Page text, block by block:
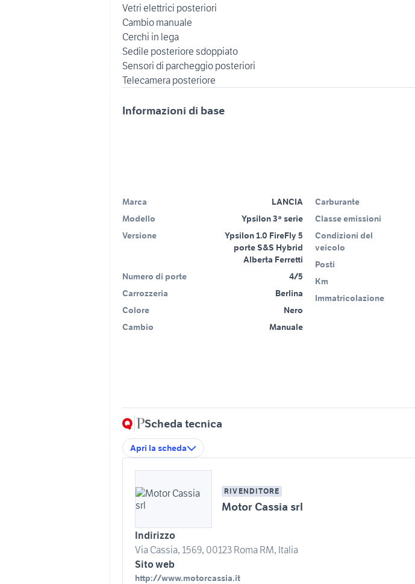
Vetri elettrici posteriori
Cambio manuale
Cerchi in lega
Sedile posteriore sdoppiato
Sensori di parcheggio posteriori
Informazioni di base
Marca
LANCIA
Modello
Ypsilon 3ª serie
Versione
Ypsilon 1.0 FireFly 5
porte S&S Hybrid
Alberta Ferretti
Numero di porte
4/5
Carrozzeria
Berlina
Colore
Nero
Cambio
Manuale
Carburante
Classe emissioni
Condizioni del
veicolo
Posti
Km
Immatricolazione
Scheda tecnica
Apri la scheda
RIVENDITORE
Motor Cassia srl
Indirizzo
Via Cassia, 1569, 00123 Roma RM, Italia
Sito web
http://www.motorcassia.it